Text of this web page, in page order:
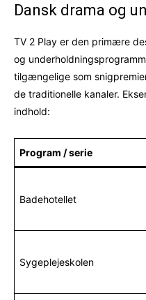
Dansk drama og
TV 2 Play er den primære
og
tilgængelige som
de traditionelle kanaler.
indhold:
Program / serie
Badehotellet
Sygeplejeskolen